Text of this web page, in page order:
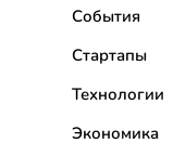
События
Стартапы
Технологии
Экономика